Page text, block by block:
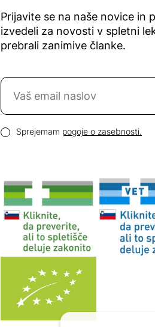
Prijavite se na naše novice in
izvedeli za novosti v spletni
prebrali zanimive članke.
Naročite se na novice
Pogoji zasebnosti
Sprejemam pogoje o zasebnosti.